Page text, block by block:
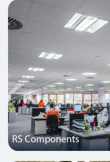
Musikmerchandising in
RS Components
Dieses Unternehmen hat den